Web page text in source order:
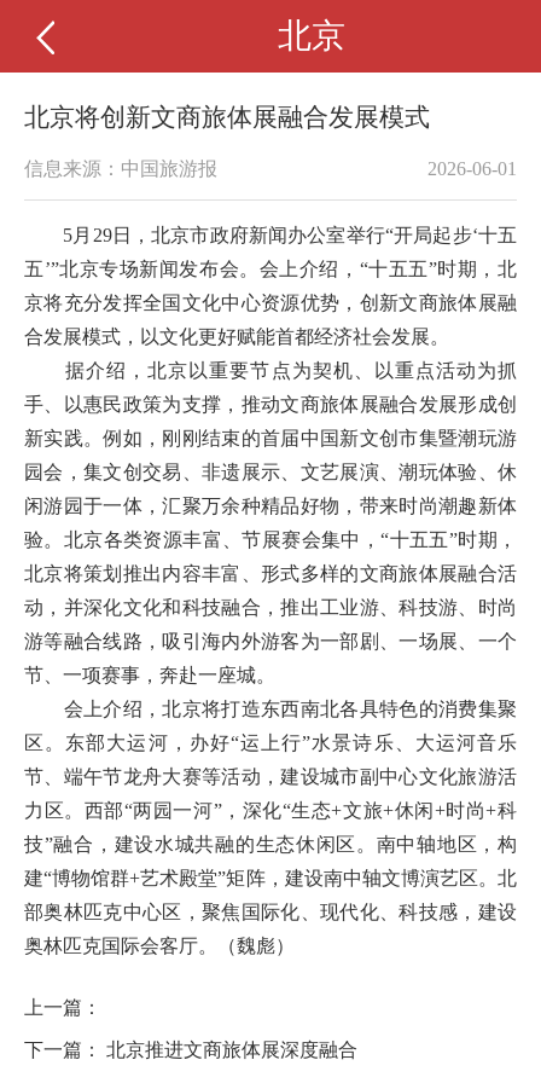
北京
北京将创新文商旅体展融合发展模式
信息来源：中国旅游报 2026-06-01
5月29日，北京市政府新闻办公室举行“开局起步‘十五
五’”北京专场新闻发布会。会上介绍，“十五五”时期，北
京将充分发挥全国文化中心资源优势，创新文商旅体展融
合发展模式，以文化更好赋能首都经济社会发展。
据介绍，北京以重要节点为契机、以重点活动为抓
手、以惠民政策为支撑，推动文商旅体展融合发展形成创
新实践。例如，刚刚结束的首届中国新文创市集暨潮玩游
园会，集文创交易、非遗展示、文艺展演、潮玩体验、休
闲游园于一体，汇聚万余种精品好物，带来时尚潮趣新体
验。北京各类资源丰富、节展赛会集中，“十五五”时期，
北京将策划推出内容丰富、形式多样的文商旅体展融合活
动，并深化文化和科技融合，推出工业游、科技游、时尚
游等融合线路，吸引海内外游客为一部剧、一场展、一个
节、一项赛事，奔赴一座城。
会上介绍，北京将打造东西南北各具特色的消费集聚
区。东部大运河，办好“运上行”水景诗乐、大运河音乐
节、端午节龙舟大赛等活动，建设城市副中心文化旅游活
力区。西部“两园一河”，深化“生态+文旅+休闲+时尚+科
技”融合，建设水城共融的生态休闲区。南中轴地区，构
建“博物馆群+艺术殿堂”矩阵，建设南中轴文博演艺区。北
部奥林匹克中心区，聚焦国际化、现代化、科技感，建设
奥林匹克国际会客厅。（魏彪）
上一篇：
下一篇： 北京推进文商旅体展深度融合